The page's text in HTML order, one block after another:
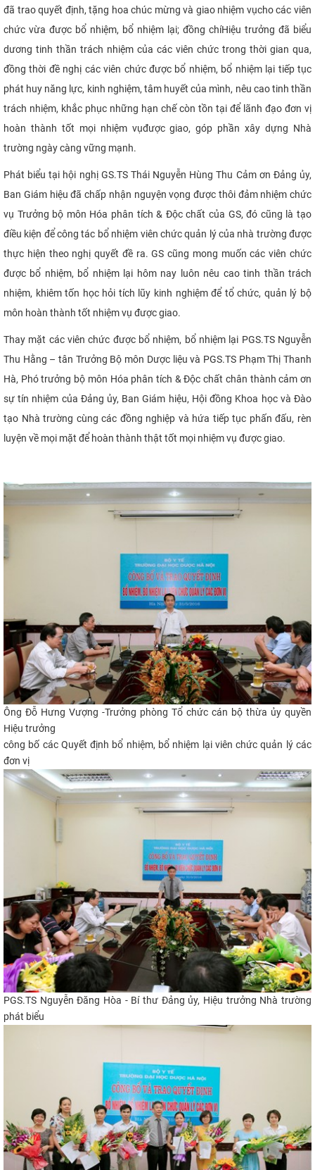
đã trao quyết định, tặng hoa chúc mừng và giao nhiệm vụcho các viên
chức vừa được bổ nhiệm, bổ nhiệm lại; đồng chíHiệu trưởng đã biểu
dương tinh thần trách nhiệm của các viên chức trong thời gian qua,
đồng thời đề nghị các viên chức được bổ nhiệm, bổ nhiệm lại tiếp tục
phát huy năng lực, kinh nghiệm, tâm huyết của mình, nêu cao tinh thần
trách nhiệm, khắc phục những hạn chế còn tồn tại để lãnh đạo đơn vị
hoàn thành tốt mọi nhiệm vụđược giao, góp phần xây dựng Nhà
trường ngày càng vững mạnh.
Phát biểu tại hội nghị GS.TS Thái Nguyễn Hùng Thu Cảm ơn Đảng ủy,
Ban Giám hiệu đã chấp nhận nguyện vọng được thôi đảm nhiệm chức
vụ Trưởng bộ môn Hóa phân tích & Độc chất của GS, đó cũng là tạo
điều kiện để công tác bổ nhiệm viên chức quản lý của nhà trường được
thực hiện theo nghị quyết đề ra. GS cũng mong muốn các viên chức
được bổ nhiệm, bổ nhiệm lại hôm nay luôn nêu cao tinh thần trách
nhiệm, khiêm tốn học hỏi tích lũy kinh nghiệm để tổ chức, quản lý bộ
môn hoàn thành tốt nhiệm vụ được giao.
Thay mặt các viên chức được bổ nhiệm, bổ nhiệm lại PGS.TS Nguyễn
Thu Hằng – tân Trưởng Bộ môn Dược liệu và PGS.TS Phạm Thị Thanh
Hà, Phó trưởng bộ môn Hóa phân tích & Độc chất chân thành cảm ơn
sự tín nhiệm của Đảng ủy, Ban Giám hiệu, Hội đồng Khoa học và Đào
tạo Nhà trường cùng các đồng nghiệp và hứa tiếp tục phấn đấu, rèn
luyện về mọi mặt để hoàn thành thật tốt mọi nhiệm vụ được​ giao.
Ông Đỗ Hưng Vượng -Trưởng phòng Tổ chức cán bộ thừa ủy quyền
Hiệu trưởng
công bố các Quyết định bổ nhiệm, bổ nhiệm lại viên chức quản lý các
đơn vị
PGS.TS Nguyễn Đăng Hòa - Bí thư Đảng ủy, Hiệu trưởng Nhà trường
phát biểu